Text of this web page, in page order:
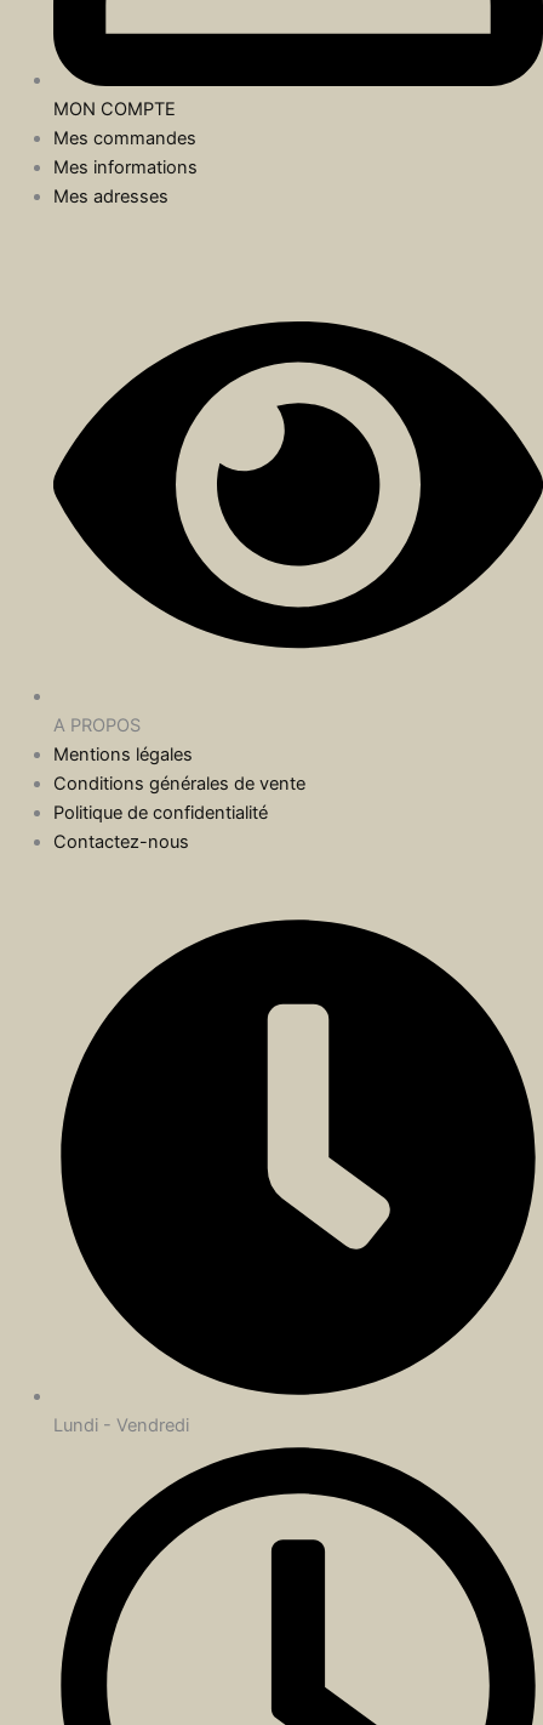
MON COMPTE
Mes commandes
Mes informations
Mes adresses
A PROPOS
Mentions légales
Conditions générales de vente
Politique de confidentialité
Contactez-nous
Lundi - Vendredi